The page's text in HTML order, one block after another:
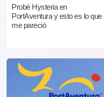
Probé Hysteria en
PortAventura y esto es lo que
me pareció